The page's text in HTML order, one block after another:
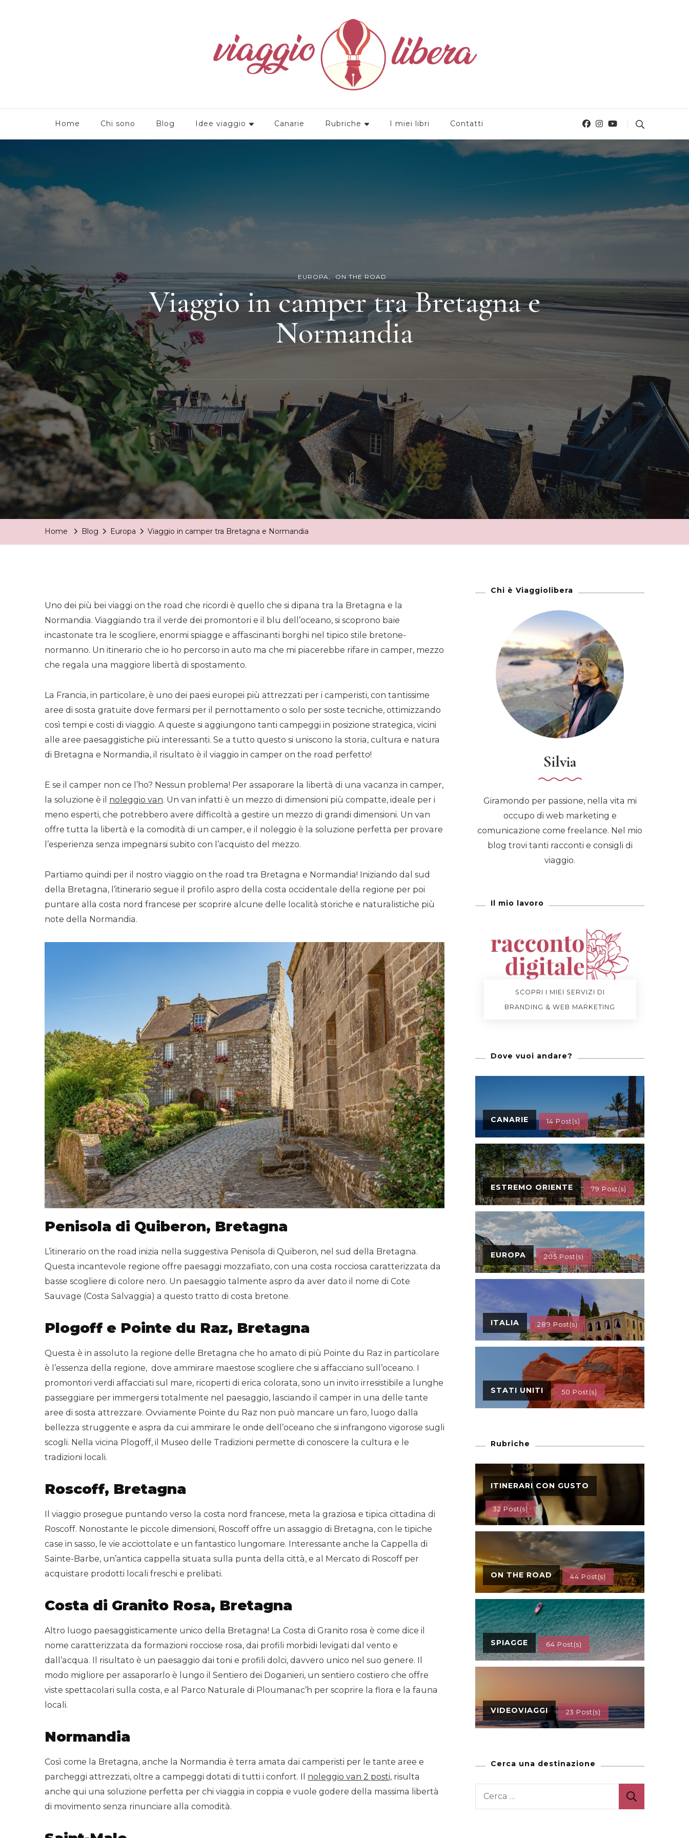
Viaggiolibera
Home Chi sono Blog Idee viaggio Canarie Rubriche I miei libri Contatti
EUROPA ON THE ROAD
Viaggio in camper tra Bretagna e
Normandia
Home Blog Europa Viaggio in camper tra Bretagna e Normandia
Uno dei più bei viaggi on the road che ricordi è quello che si dipana tra la Bretagna e la
Normandia. Viaggiando tra il verde dei promontori e il blu dell’oceano, si scoprono baie
incastonate tra le scogliere, enormi spiagge e affascinanti borghi nel tipico stile bretone-
normanno. Un itinerario che io ho percorso in auto ma che mi piacerebbe rifare in camper, mezzo
che regala una maggiore libertà di spostamento.
La Francia, in particolare, è uno dei paesi europei più attrezzati per i camperisti, con tantissime
aree di sosta gratuite dove fermarsi per il pernottamento o solo per soste tecniche, ottimizzando
così tempi e costi di viaggio. A queste si aggiungono tanti campeggi in posizione strategica, vicini
alle aree paesaggistiche più interessanti. Se a tutto questo si uniscono la storia, cultura e natura
di Bretagna e Normandia, il risultato è il viaggio in camper on the road perfetto!
E se il camper non ce l’ho? Nessun problema! Per assaporare la libertà di una vacanza in camper,
la soluzione è il noleggio van. Un van infatti è un mezzo di dimensioni più compatte, ideale per i
meno esperti, che potrebbero avere difficoltà a gestire un mezzo di grandi dimensioni. Un van
offre tutta la libertà e la comodità di un camper, e il noleggio è la soluzione perfetta per provare
l’esperienza senza impegnarsi subito con l’acquisto del mezzo.
Partiamo quindi per il nostro viaggio on the road tra Bretagna e Normandia! Iniziando dal sud
della Bretagna, l’itinerario segue il profilo aspro della costa occidentale della regione per poi
puntare alla costa nord francese per scoprire alcune delle località storiche e naturalistiche più
note della Normandia.
Penisola di Quiberon, Bretagna
L’itinerario on the road inizia nella suggestiva Penisola di Quiberon, nel sud della Bretagna.
Questa incantevole regione offre paesaggi mozzafiato, con una costa rocciosa caratterizzata da
basse scogliere di colore nero. Un paesaggio talmente aspro da aver dato il nome di Cote
Sauvage (Costa Salvaggia) a questo tratto di costa bretone.
Plogoff e Pointe du Raz, Bretagna
Questa è in assoluto la regione delle Bretagna che ho amato di più Pointe du Raz in particolare
è l’essenza della regione, dove ammirare maestose scogliere che si affacciano sull’oceano. I
promontori verdi affacciati sul mare, ricoperti di erica colorata, sono un invito irresistibile a lunghe
passeggiare per immergersi totalmente nel paesaggio, lasciando il camper in una delle tante
aree di sosta attrezzare. Ovviamente Pointe du Raz non può mancare un faro, luogo dalla
bellezza struggente e aspra da cui ammirare le onde dell’oceano che si infrangono vigorose sugli
scogli. Nella vicina Plogoff, il Museo delle Tradizioni permette di conoscere la cultura e le
tradizioni locali.
Roscoff, Bretagna
Il viaggio prosegue puntando verso la costa nord francese, meta la graziosa e tipica cittadina di
Roscoff. Nonostante le piccole dimensioni, Roscoff offre un assaggio di Bretagna, con le tipiche
case in sasso, le vie acciottolate e un fantastico lungomare. Interessante anche la Cappella di
Sainte-Barbe, un’antica cappella situata sulla punta della città, e al Mercato di Roscoff per
acquistare prodotti locali freschi e prelibati.
Costa di Granito Rosa, Bretagna
Altro luogo paesaggisticamente unico della Bretagna! La Costa di Granito rosa è come dice il
nome caratterizzata da formazioni rocciose rosa, dai profili morbidi levigati dal vento e
dall’acqua. Il risultato è un paesaggio dai toni e profili dolci, davvero unico nel suo genere. Il
modo migliore per assaporarlo è lungo il Sentiero dei Doganieri, un sentiero costiero che offre
viste spettacolari sulla costa, e al Parco Naturale di Ploumanac’h per scoprire la flora e la fauna
locali.
Normandia
Così come la Bretagna, anche la Normandia è terra amata dai camperisti per le tante aree e
parcheggi attrezzati, oltre a campeggi dotati di tutti i confort. Il noleggio van 2 posti, risulta
anche qui una soluzione perfetta per chi viaggia in coppia e vuole godere della massima libertà
di movimento senza rinunciare alla comodità.
Chi è Viaggiolibera
Silvia
Giramondo per passione, nella vita mi
occupo di web marketing e
comunicazione come freelance. Nel mio
blog trovi tanti racconti e consigli di
viaggio.
Il mio lavoro
SCOPRI I MIEI SERVIZI DI
BRANDING & WEB MARKETING
Dove vuoi andare?
CANARIE 14 Post(s)
ESTREMO ORIENTE 79 Post(s)
EUROPA 205 Post(s)
ITALIA 289 Post(s)
STATI UNITI 50 Post(s)
Rubriche
ITINERARI CON GUSTO
32 Post(s)
ON THE ROAD 44 Post(s)
SPIAGGE 64 Post(s)
VIDEOVIAGGI 23 Post(s)
Cerca una destinazione
Ricerca